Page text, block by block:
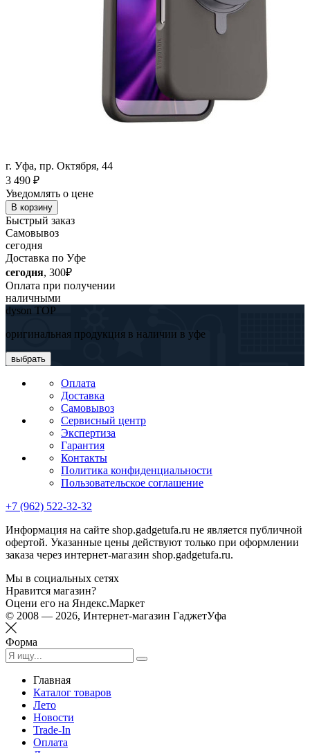
г. Уфа, пр. Октября, 44
3 490 ₽
Уведомлять о цене
В корзину
Быстрый заказ
Самовывоз
сегодня
Доставка по Уфе
сегодня, 300₽
Оплата при получении
наличными
dyson TOP
оригинальная продукция в наличии в уфе
выбрать
Оплата
Доставка
Самовывоз
Сервисный центр
Экспертиза
Гарантия
Контакты
Политика конфиденциальности
Пользовательское соглашение
+7 (962) 522-32-32
Информация на сайте shop.gadgetufa.ru не является публичной
офертой. Указанные цены действуют только при оформлении
заказа через интернет-магазин shop.gadgetufa.ru.
Мы в социальных сетях
Нравится магазин?
Оцени его на Яндекс.Маркет
© 2008 — 2026, Интернет-магазин ГаджетУфа
Форма
Главная
Каталог товаров
Лето
Новости
Trade-In
Оплата